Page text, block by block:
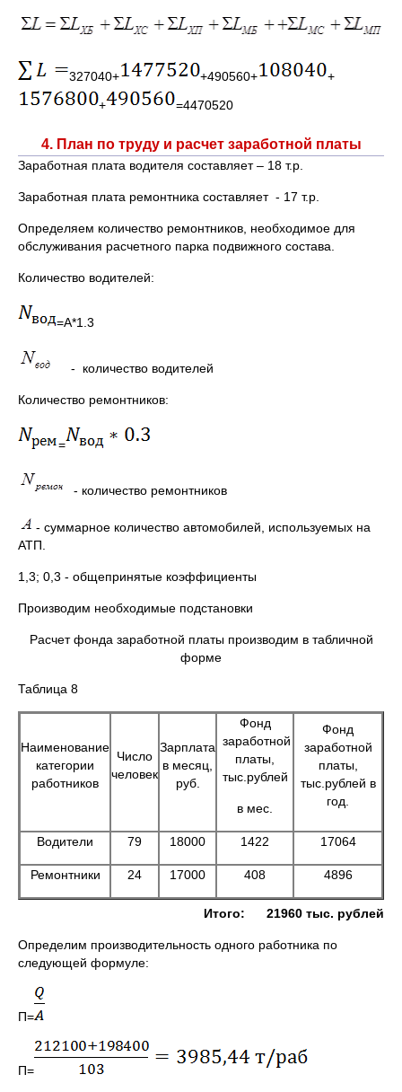
327040+ +490560+
+
+
=4470520
4. План по труду и расчет заработной платы
Заработная плата водителя составляет – 18 т.р.
Заработная плата ремонтника составляет - 17 т.р.
Определяем количество ремонтников, необходимое для
обслуживания расчетного парка подвижного состава.
Количество водителей:
=А*1.3
- количество водителей
Количество ремонтников:
=
- количество ремонтников
- суммарное количество автомобилей, используемых на
АТП.
1,3; 0,3 - общепринятые коэффициенты
Производим необходимые подстановки
Расчет фонда заработной платы производим в табличной
форме
Таблица 8
Наименование
категории
работников
Число
человек
Зарплата
в месяц,
руб.
Фонд
заработной
платы,
тыс.рублей
в мес.
Фонд
заработной
платы,
тыс.рублей в
год.
Водители 79 18000 1422 17064
Ремонтники 24 17000 408 4896
Итого: 21960 тыс. рублей
Определим производительность одного работника по
следующей формуле:
П=
П=